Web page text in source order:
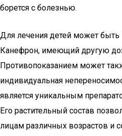
борется с болезнью.
Для лечения детей может быть
Канефрон, имеющий другую
Противопоказанием может
индивидуальная
является уникальным
Его растительный состав
лицам различных возрастов и